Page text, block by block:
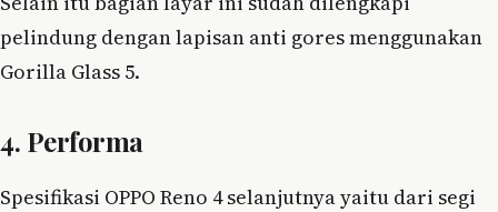
pelindung dengan lapisan anti gores menggunakan
Gorilla Glass 5.
4. Performa
Spesifikasi OPPO Reno 4 selanjutnya yaitu dari segi